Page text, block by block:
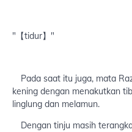
"【tidur】"
Pada saat itu juga, mata
kening dengan menakutkan
linglung dan melamun.
Dengan tinju masih